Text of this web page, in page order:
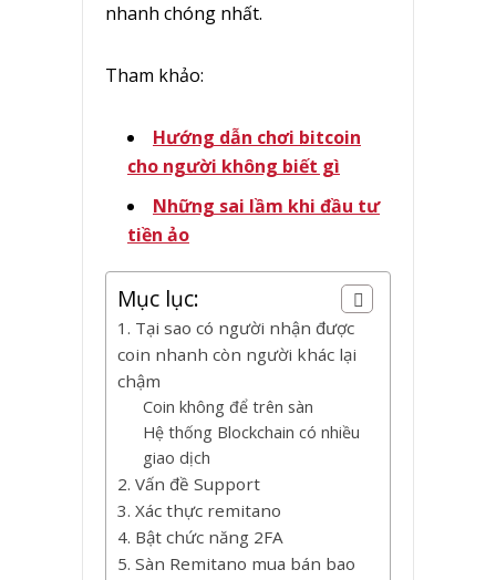
nhanh chóng nhất.
Tham khảo:
Hướng dẫn chơi bitcoin
cho người không biết gì
Những sai lầm khi đầu tư
tiền ảo
Mục lục:
1. Tại sao có người nhận được
coin nhanh còn người khác lại
chậm
Coin không để trên sàn
Hệ thống Blockchain có nhiều
giao dịch
2. Vấn đề Support
3. Xác thực remitano
4. Bật chức năng 2FA
5. Sàn Remitano mua bán bao